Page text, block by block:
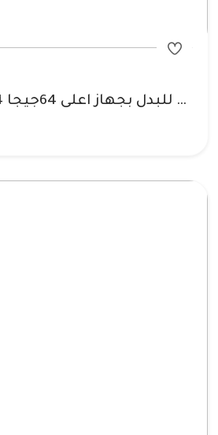
موبايل هواوي واي 7برايم للبدل بجهاز اعلى 64جيجا 4رام وادفع الفرق